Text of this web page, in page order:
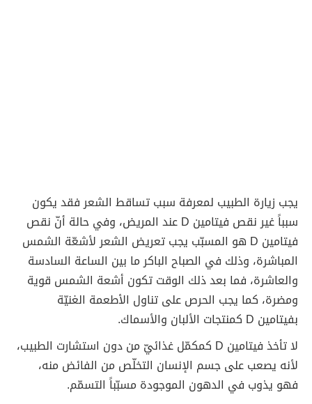
يجب زيارة الطبيب لمعرفة سبب تساقط الشعر فقد يكون
سبباً غير نقص فيتامين D عند المريض، وفي حالة أنّ نقص
فيتامين D هو المسبّب يجب تعريض الشعر لأشعّة الشمس
المباشرة، وذلك في الصباح الباكر ما بين الساعة السادسة
والعاشرة، فما بعد ذلك الوقت تكون أشعة الشمس قوية
ومضرة، كما يجب الحرص على تناول الأطعمة الغنيّة
بفيتامين D كمنتجات الألبان والأسماك.
لا تأخذ فيتامين D كمكمّل غذائيّ من دون استشارت الطبيب،
لأنه يصعب على جسم الإنسان التخلّص من الفائض منه،
فهو يذوب في الدهون الموجودة مسبّباً التسمّم.